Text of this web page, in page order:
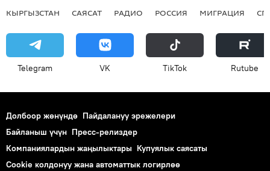
КЫРГЫЗСТАН САЯСАТ РАДИО РОССИЯ МИГРАЦИЯ
Telegram VK ТikТоk Rutube
Долбоор жөнүндө Пайдалануу эрежелери
Байланыш үчүн Пресс-релиздер
Компаниялардын жаңылыктары Купуялык саясаты
Cookie колдонуу жана автоматтык логирлөө